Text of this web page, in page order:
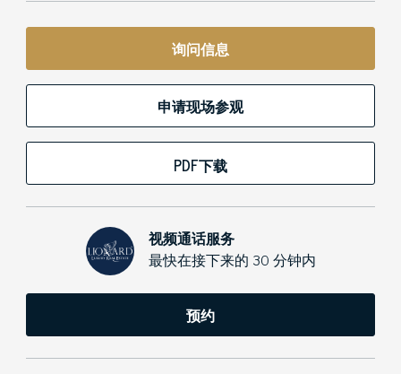
询问信息
申请现场参观
PDF下载
视频通话服务
最快在接下来的 30 分钟内
预约